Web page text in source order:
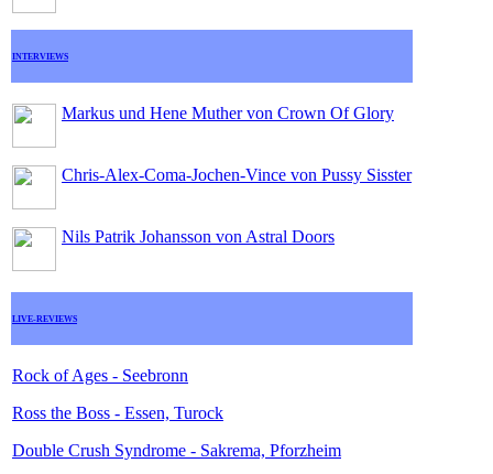
INTERVIEWS
Markus und Hene Muther von Crown Of Glory
Chris-Alex-Coma-Jochen-Vince von Pussy Sisster
Nils Patrik Johansson von Astral Doors
LIVE-REVIEWS
Rock of Ages - Seebronn
Ross the Boss - Essen, Turock
Double Crush Syndrome - Sakrema, Pforzheim